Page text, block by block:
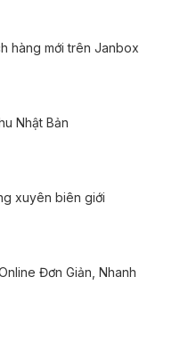
hàng mới trên Janbox
Nhật Bản
xuyên biên giới
Đơn Giản, Nhanh